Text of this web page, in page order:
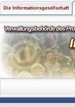
Die Informationsgesellschaft